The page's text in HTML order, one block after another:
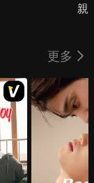
親
更多